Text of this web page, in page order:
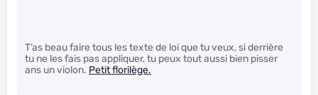
T’as beau faire tous les texte de loi que tu veux, si derrière
tu ne les fais pas appliquer, tu peux tout aussi bien pisser
ans un violon. Petit florilège.